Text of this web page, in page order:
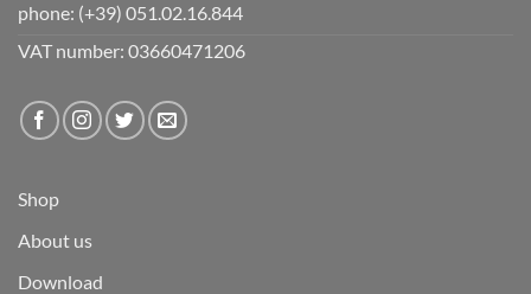
phone: (+39) 051.02.16.844
VAT number: 03660471206
Shop
About us
Download